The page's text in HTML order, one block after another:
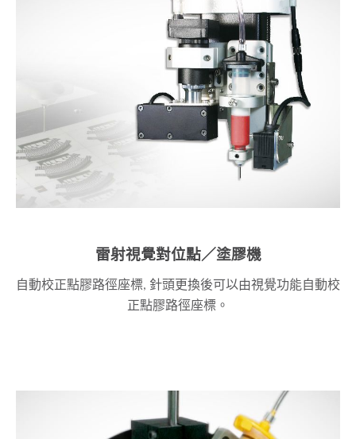
雷射視覺對位點／塗膠機
自動校正點膠路徑座標, 針頭更換後可以由視覺功能自動校
正點膠路徑座標。